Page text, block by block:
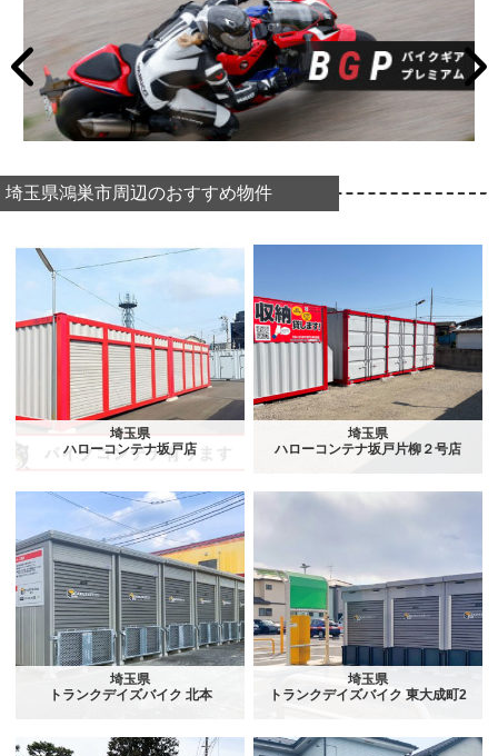
埼玉県鴻巣市周辺のおすすめ物件
埼玉県
ハローコンテナ坂戸店
埼玉県
ハローコンテナ坂戸片柳２号店
埼玉県
トランクデイズバイク 北本
埼玉県
トランクデイズバイク 東大成町2